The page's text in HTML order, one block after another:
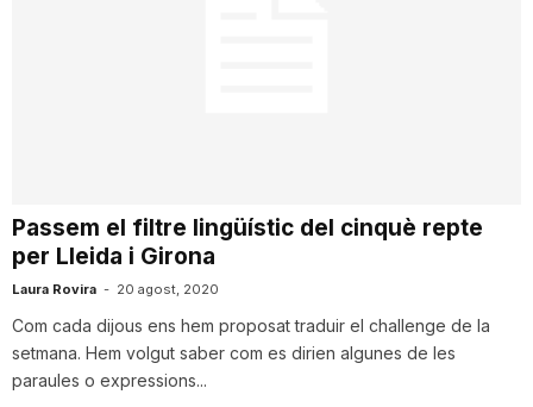
Passem el filtre lingüístic del cinquè repte
per Lleida i Girona
Laura Rovira - 20 agost, 2020
Com cada dijous ens hem proposat traduir el challenge de la
setmana. Hem volgut saber com es dirien algunes de les
paraules o expressions...